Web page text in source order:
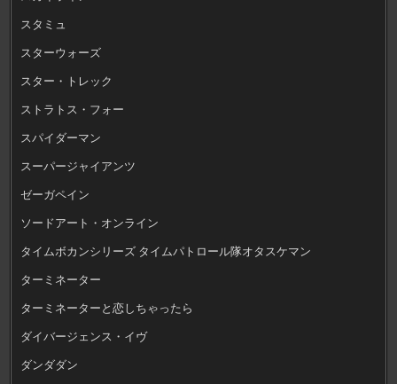
スタミュ
スターウォーズ
スター・トレック
ストラトス・フォー
スパイダーマン
スーパージャイアンツ
ゼーガペイン
ソードアート・オンライン
タイムボカンシリーズ タイムパトロール隊オタスケマン
ターミネーター
ターミネーターと恋しちゃったら
ダイバージェンス・イヴ
ダンダダン